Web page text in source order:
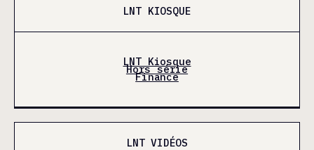
LNT KIOSQUE
LNT Kiosque
Hors série
Finance
LNT VIDÉOS